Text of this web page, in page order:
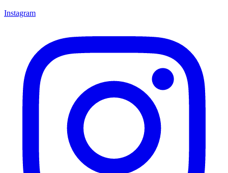
Instagram